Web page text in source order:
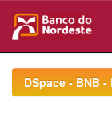
navigationDSpace - BNB